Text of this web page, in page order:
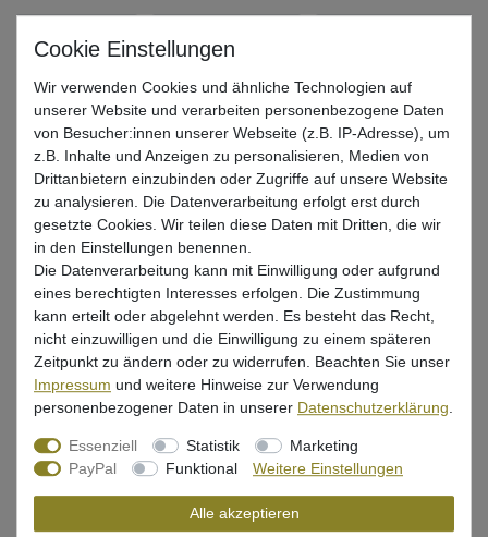
Tiger
UVP 7,99 €
6,70 EUR*
* inkl. ges. MwSt. zzgl. Versandkosten
Lieferzeit 1-3 Tage (Deutschland); 3-7 Tage (Ausland)
Informationen zur Berechnung des Liefertermins hier
Nur noch 3 Stück verfügbar
In den Warenkorb
Wunschliste
Wir verwenden Cookies und ähnliche Technologien auf
unserer Website und verarbeiten personenbezogene Daten
von Besucher:innen unserer Webseite (z.B. IP-Adresse), um
z.B. Inhalte und Anzeigen zu personalisieren, Medien von
Drittanbietern einzubinden oder Zugriffe auf unsere Website
zu analysieren. Die Datenverarbeitung erfolgt erst durch
gesetzte Cookies. Wir teilen diese Daten mit Dritten, die wir
in den Einstellungen benennen.
Die Datenverarbeitung kann mit Einwilligung oder aufgrund
eines berechtigten Interesses erfolgen. Die Zustimmung
kann erteilt oder abgelehnt werden. Es besteht das Recht,
nicht einzuwilligen und die Einwilligung zu einem späteren
Zeitpunkt zu ändern oder zu widerrufen. Beachten Sie unser
Impressum und weitere Hinweise zur Verwendung
personenbezogener Daten in unserer Daten­schutz­erklärung
Essenziell Statistik
Marketing
PayPal
Funktional Weitere Einstellungen
Alle akzeptieren